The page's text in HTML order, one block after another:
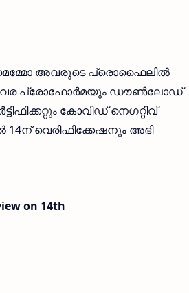
മെമ്മോ അവരുടെ പ്രൊഫൈലില്‍
പ്രോഫോര്‍മയും ഡൗണ്‍ലോഡ്
കോവിഡ് നെഗറ്റീവ്
14ന് വെരിഫിക്കേഷനും അഭി
on 14th